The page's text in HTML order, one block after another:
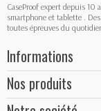
CaseProof expert depuis
smartphone et tablette .
toutes épreuves du
Informations
Nos produits